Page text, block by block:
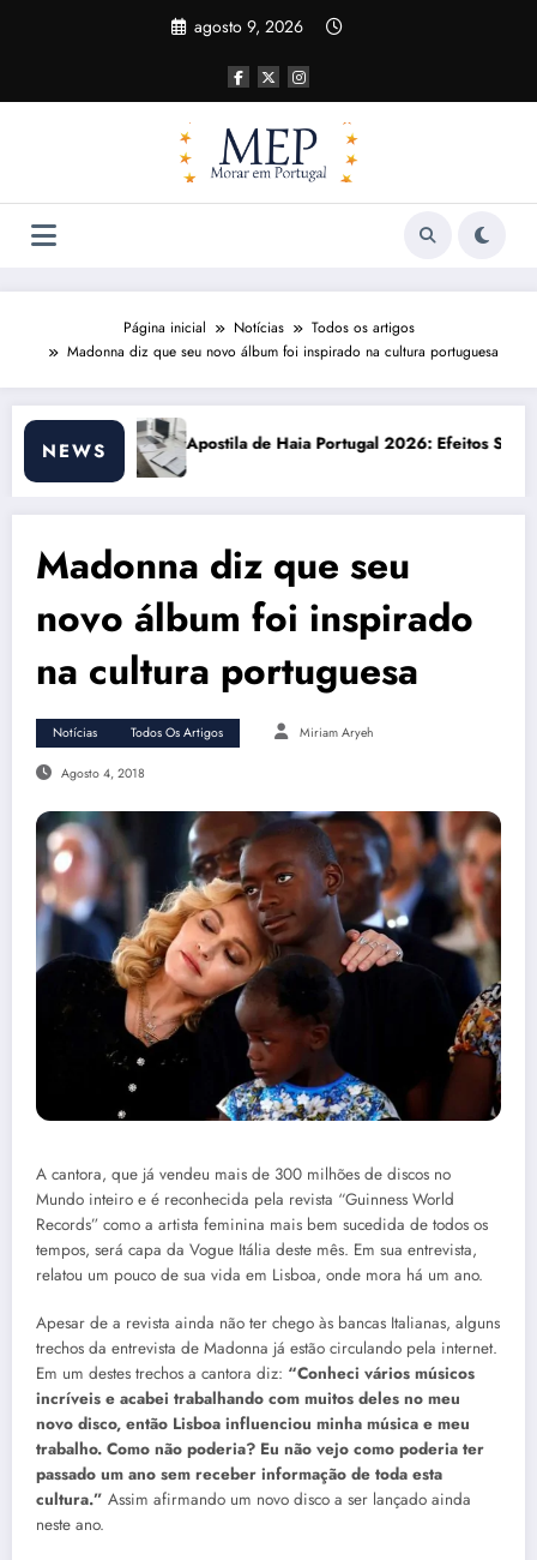
agosto 9, 2026
Página inicial Notícias
Todos os artigos
Madonna diz que seu novo álbum foi inspirado na cultura portuguesa
NEWS
Portugal 2026: Efeitos Surpreendentes e OportunidadesCusto de vida
Madonna diz que seu
novo álbum foi inspirado
na cultura portuguesa
Notícias Todos Os Artigos Miriam Aryeh
Agosto 4, 2018
A cantora, que já vendeu mais de 300 milhões de discos no
Mundo inteiro e é reconhecida pela revista “Guinness World
Records” como a artista feminina mais bem sucedida de todos os
tempos, será capa da Vogue Itália deste mês. Em sua entrevista,
relatou um pouco de sua vida em Lisboa, onde mora há um ano.
Apesar de a revista ainda não ter chego às bancas Italianas, alguns
trechos da entrevista de Madonna já estão circulando pela internet.
Em um destes trechos a cantora diz: “Conheci vários músicos
incríveis e acabei trabalhando com muitos deles no meu
novo disco, então Lisboa influenciou minha música e meu
trabalho. Como não poderia? Eu não vejo como poderia ter
passado um ano sem receber informação de toda esta
cultura.” Assim afirmando um novo disco a ser lançado ainda
neste ano.